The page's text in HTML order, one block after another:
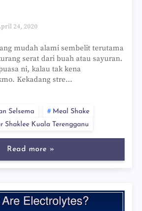
24, 2020
mudah alami sembelit terutama
serat dari buah atau sayuran.
ni, kalau tak kena
Kekadang stre…
Selsema
Meal Shake
Shaklee Kuala Terengganu
Read more »